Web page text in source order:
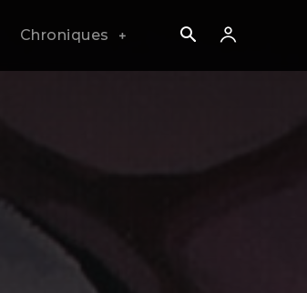
Chroniques